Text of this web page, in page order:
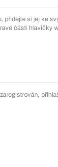
si jej ke
části hlavičky